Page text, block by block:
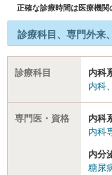
正確な診療時間は医療機
診療科目、専門外来
診療科目
内科
内科
専門医・資格
内科
内科
内分
糖尿